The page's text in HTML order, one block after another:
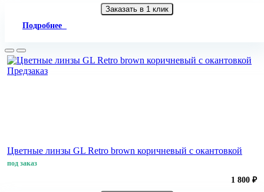
Заказать в 1 клик
Подробнее
Предзаказ
Цветные линзы GL Retro brown коричневый с окантовкой
под заказ
1 800 ₽